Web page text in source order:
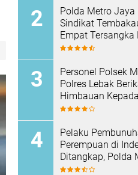
‎Polda Metro Jaya
Sindikat
Empat Tersangka
dan Hampir Satu
Personel Polsek
Polres Lebak
Himbauan Kepada
Masyarakat Agar Tidak
Pelaku
Perempuan di
Ditangkap, Polda
Sita Palu dan